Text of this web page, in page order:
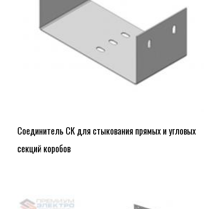
Соединитель СК для стыкования прямых и угловых
секций коробов